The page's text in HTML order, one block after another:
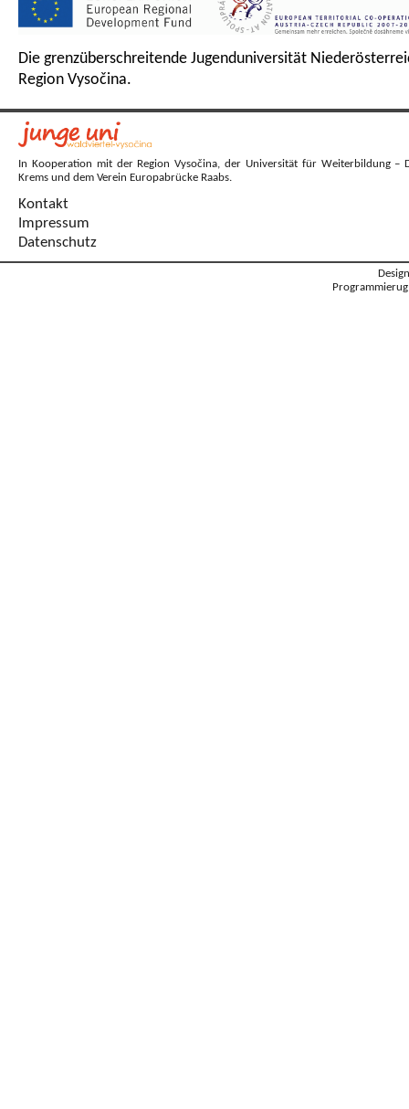
Die grenzüberschreitende Jugenduniversität
Region Vysočina.
In Kooperation mit der Region Vysočina, der Universität für Weiterbildung –
Krems und dem Verein Europabrücke Raabs.
Kontakt
Impressum
Datenschutz